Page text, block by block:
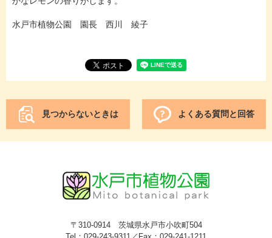
水戸市植物公園 園長 西川 綾子
見つからないときは よくある質問と回答
〒310-0914 茨城県水戸市小吹町504